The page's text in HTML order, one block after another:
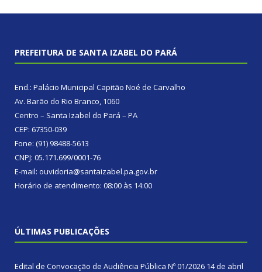
PREFEITURA DE SANTA IZABEL DO PARÁ
End.: Palácio Municipal Capitão Noé de Carvalho
Av. Barão do Rio Branco, 1060
Centro – Santa Izabel do Pará – PA
CEP: 67350-039
Fone: (91) 98488-5613
CNPJ: 05.171.699/0001-76
E-mail: ouvidoria@santaizabel.pa.gov.br
Horário de atendimento: 08:00 às 14:00
ÚLTIMAS PUBLICAÇÕES
Edital de Convocação de Audiência Pública Nº 01/2026 14 de abril